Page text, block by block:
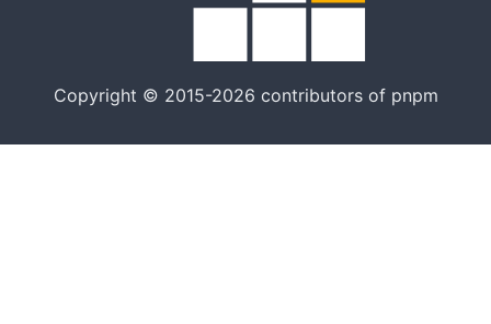
Copyright © 2015-2026 contributors of pnpm